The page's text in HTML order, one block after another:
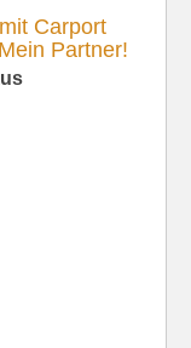
Carport
Partner!